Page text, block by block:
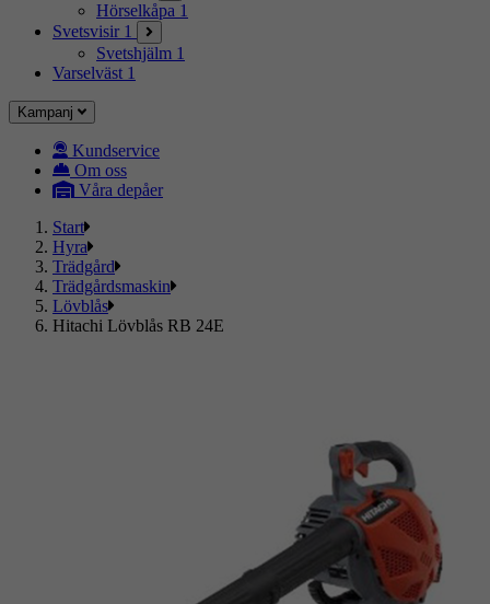
Hörselkåpa 1
Svetsvisir 1
Svetshjälm 1
Varselväst 1
Kampanj
Kundservice
Om oss
Våra depåer
Start
Hyra
Trädgård
Trädgårdsmaskin
Lövblås
Hitachi Lövblås RB 24E